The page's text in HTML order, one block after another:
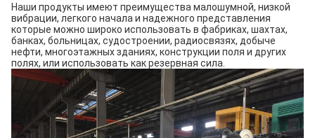
Наши продукты имеют преимущества малошумной, низкой
вибрации, легкого начала и надежного представления
которые можно широко использовать в фабриках, шахтах,
банках, больницах, судостроении, радиосвязях, добыче
нефти, многоэтажных зданиях, конструкции поля и других
полях, или использовать как резервная сила.